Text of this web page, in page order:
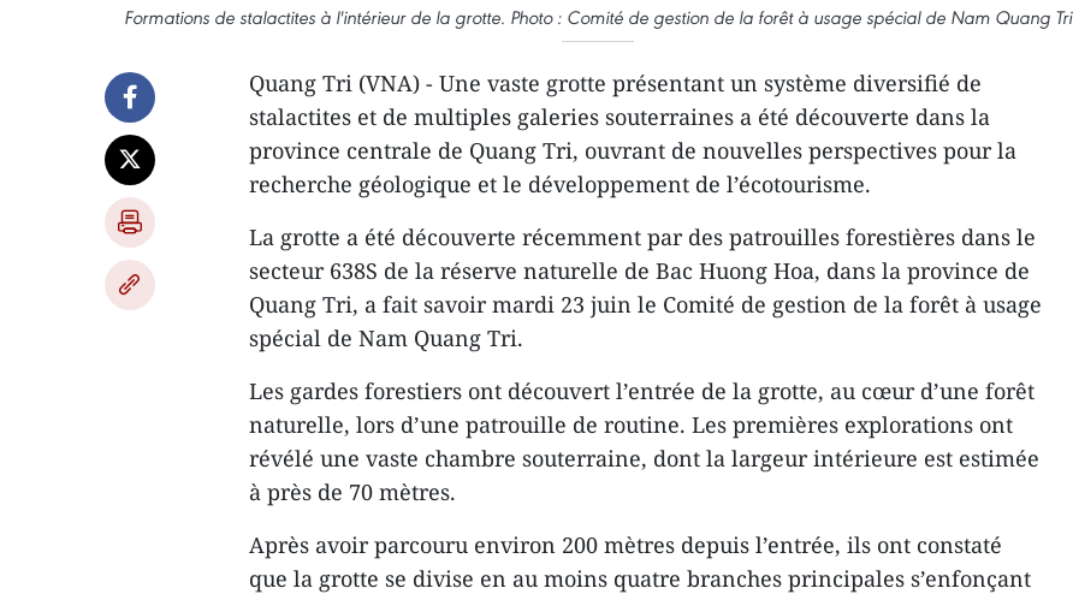
Formations de stalactites à l'intérieur de la grotte. Photo : Comité de gestion de la forêt à usage spécial de Nam Quang Tri
Quang Tri (VNA) - Une vaste grotte présentant un système diversifié de
stalactites et de multiples galeries souterraines a été découverte dans la
province centrale de Quang Tri, ouvrant de nouvelles perspectives pour la
recherche géologique et le développement de l’écotourisme.
La grotte a été découverte récemment par des patrouilles forestières dans le
secteur 638S de la réserve naturelle de Bac Huong Hoa, dans la province de
Quang Tri, a fait savoir mardi 23 juin le Comité de gestion de la forêt à usage
spécial de Nam Quang Tri.
Les gardes forestiers ont découvert l’entrée de la grotte, au cœur d’une forêt
naturelle, lors d’une patrouille de routine. Les premières explorations ont
révélé une vaste chambre souterraine, dont la largeur intérieure est estimée
à près de 70 mètres.
Après avoir parcouru environ 200 mètres depuis l’entrée, ils ont constaté
que la grotte se divise en au moins quatre branches principales s’enfonçant